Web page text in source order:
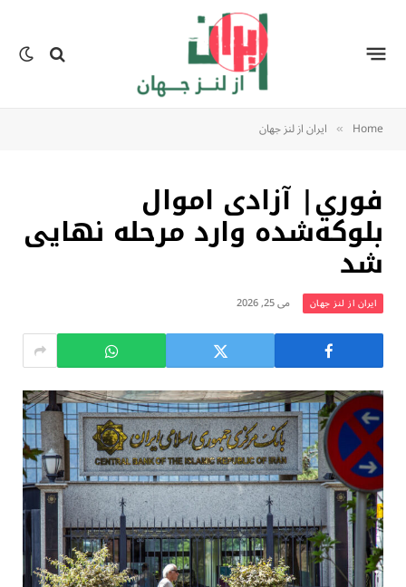
Home
» ایران از لنز جهان
فوري| آزادی اموال
بلوکه‌شده وارد مرحله نهایی
شد
ایران از لنز جهان می 25, 2026